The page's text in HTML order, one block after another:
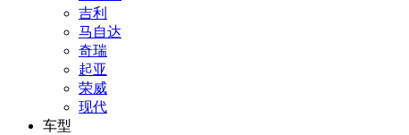
吉利
马自达
奇瑞
起亚
荣威
现代
车型